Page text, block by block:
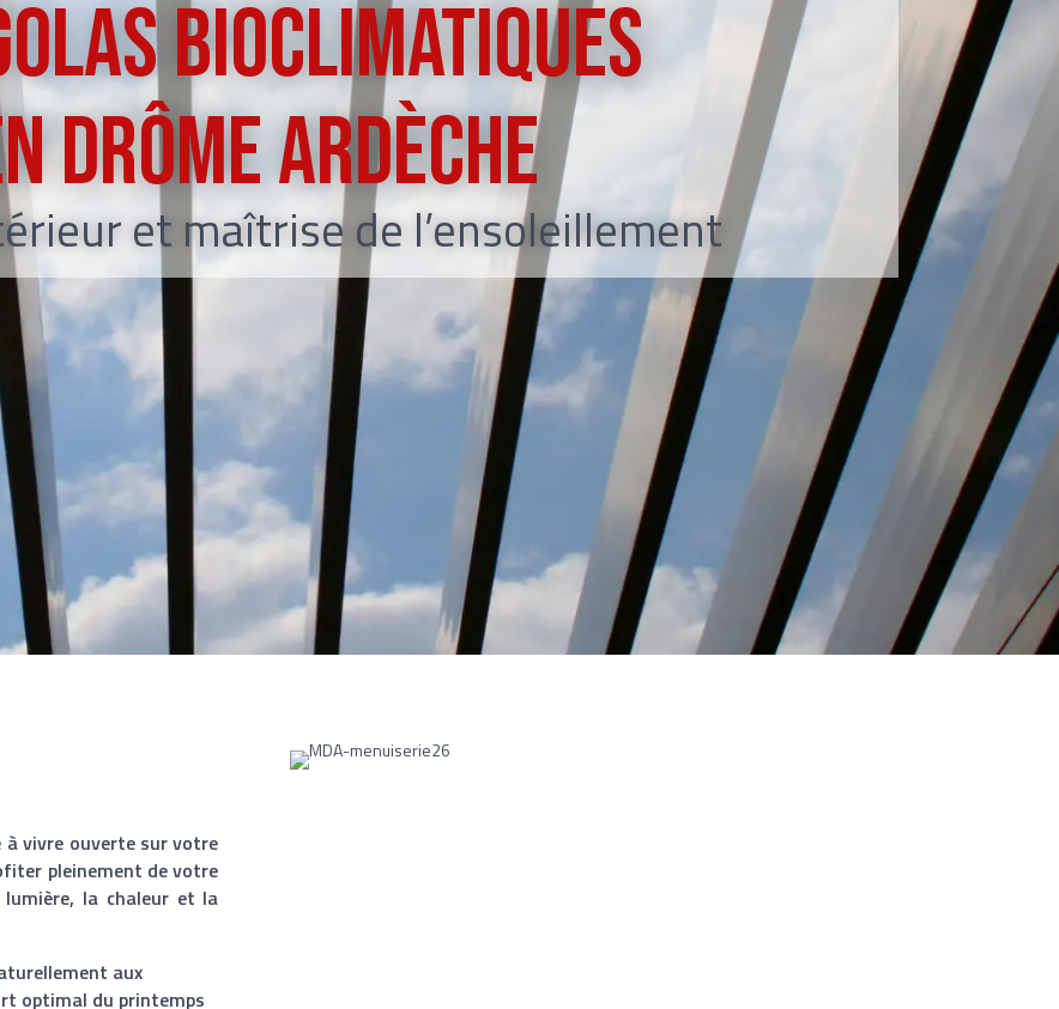
bioclimatiques
Drôme Ardèche
et maîtrise de l’ensoleillement
vivre ouverte sur votre
pleinement de votre
la chaleur et la
aux
optimal du printemps